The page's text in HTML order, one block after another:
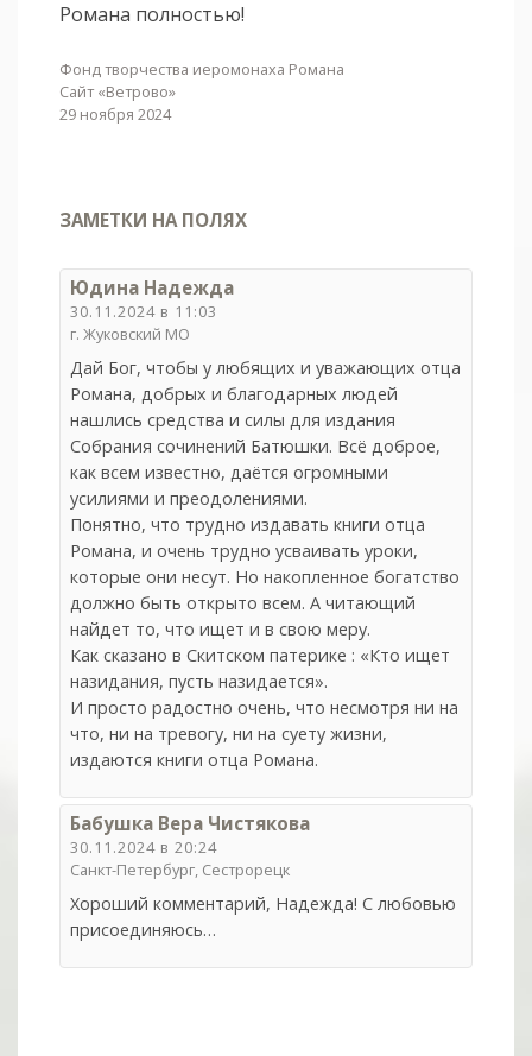
Романа полностью!
Фонд творчества иеромонаха Романа
Сайт «Ветрово»
29 ноября 2024
ЗАМЕТКИ НА ПОЛЯХ
Юдина Надежда
30.11.2024 в 11:03
г. Жуковский МО
Дай Бог, чтобы у любящих и уважающих отца
Романа, добрых и благодарных людей
нашлись средства и силы для издания
Собрания сочинений Батюшки. Всё доброе,
как всем известно, даётся огромными
усилиями и преодолениями.
Понятно, что трудно издавать книги отца
Романа, и очень трудно усваивать уроки,
которые они несут. Но накопленное богатство
должно быть открыто всем. А читающий
найдет то, что ищет и в свою меру.
Как сказано в Скитском патерике : «Кто ищет
назидания, пусть назидается».
И просто радостно очень, что несмотря ни на
что, ни на тревогу, ни на суету жизни,
издаются книги отца Романа.
Бабушка Вера Чистякова
30.11.2024 в 20:24
Санкт-Петербург, Сестрорецк
Хороший комментарий, Надежда! С любовью
присоединяюсь…